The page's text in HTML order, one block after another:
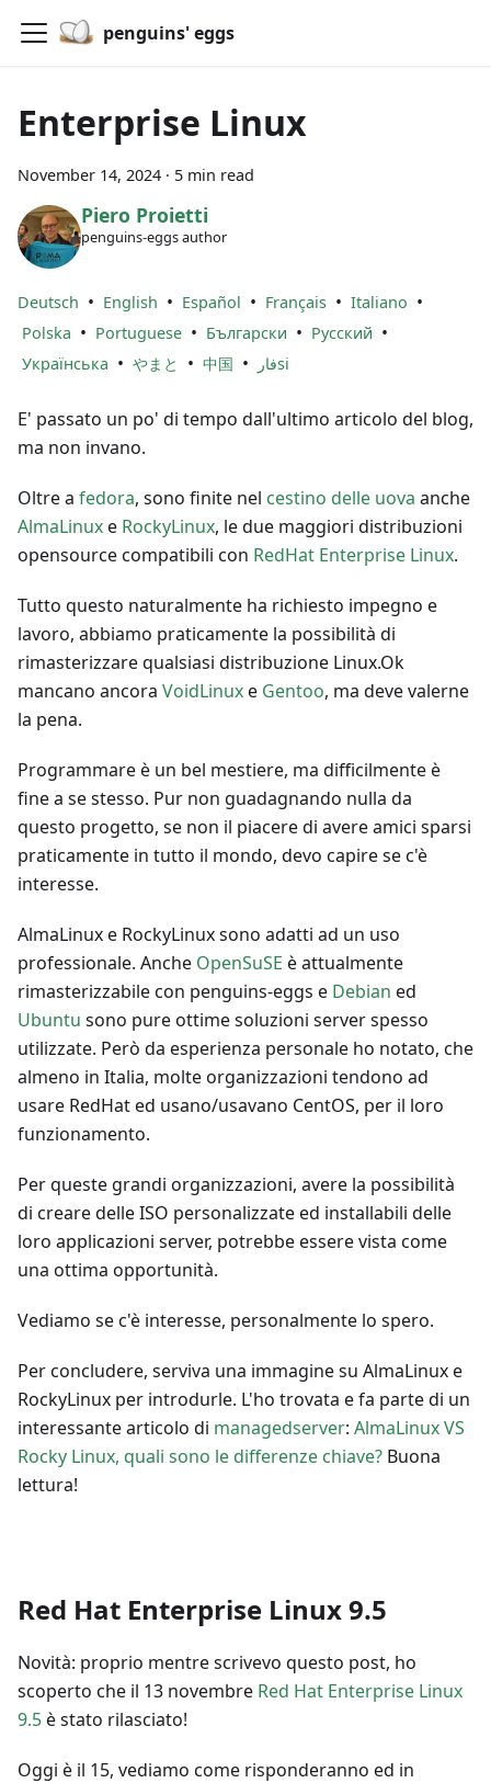
penguins' eggs
Enterprise Linux
November 14, 2024 · 5 min read
Piero Proietti
penguins-eggs author
Deutsch • English • Español • Français • Italiano •
Polska • Portuguese • Български • Русский •
Українська • やまと • 中国 • فارsi
E' passato un po' di tempo dall'ultimo articolo del blog,
ma non invano.
Oltre a fedora, sono finite nel cestino delle uova anche
AlmaLinuxe RockyLinux, le due maggiori distribuzioni
opensource compatibili con RedHat Enterprise Linux.
Tutto questo naturalmente ha richiesto impegno e
lavoro, abbiamo praticamente la possibilità di
rimasterizzare qualsiasi distribuzione Linux.Ok
mancano ancora VoidLinuxe Gentoo, ma deve valerne
la pena.
Programmare è un bel mestiere, ma difficilmente è
fine a se stesso. Pur non guadagnando nulla da
questo progetto, se non il piacere di avere amici sparsi
praticamente in tutto il mondo, devo capire se c'è
interesse.
AlmaLinux e RockyLinux sono adatti ad un uso
professionale. Anche OpenSuSE è attualmente
rimasterizzabile con penguins-eggs e Debian ed
Ubuntu sono pure ottime soluzioni server spesso
utilizzate. Però da esperienza personale ho notato, che
almeno in Italia, molte organizzazioni tendono ad
usare RedHat ed usano/usavano CentOS, per il loro
funzionamento.
Per queste grandi organizzazioni, avere la possibilità
di creare delle ISO personalizzate ed installabili delle
loro applicazioni server, potrebbe essere vista come
una ottima opportunità.
Vediamo se c'è interesse, personalmente lo spero.
Per concludere, serviva una immagine su AlmaLinux e
RockyLinux per introdurle. L'ho trovata e fa parte di un
interessante articolo di managedserver: AlmaLinux VS
Rocky Linux, quali sono le differenze chiave? Buona
lettura!
Red Hat Enterprise Linux 9.5
Novità: proprio mentre scrivevo questo post, ho
scoperto che il 13 novembre Red Hat Enterprise Linux
9.5è stato rilasciato!
Oggi è il 15, vediamo come risponderanno ed in